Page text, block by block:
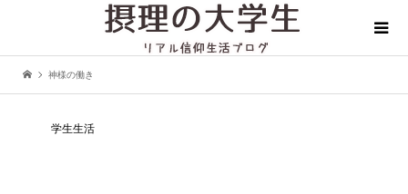
神様の働き
学生生活